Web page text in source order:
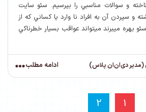
و سوالات مناسبي را بپرسيم. سئو سايت
و سپردن آن به افراد نا وارد يا کساني که از
بهره ميبرند ميتواند عواقب بسيار خطرناکي
دی‌ان‌ان پلاس) ادامه مطلب
1
2